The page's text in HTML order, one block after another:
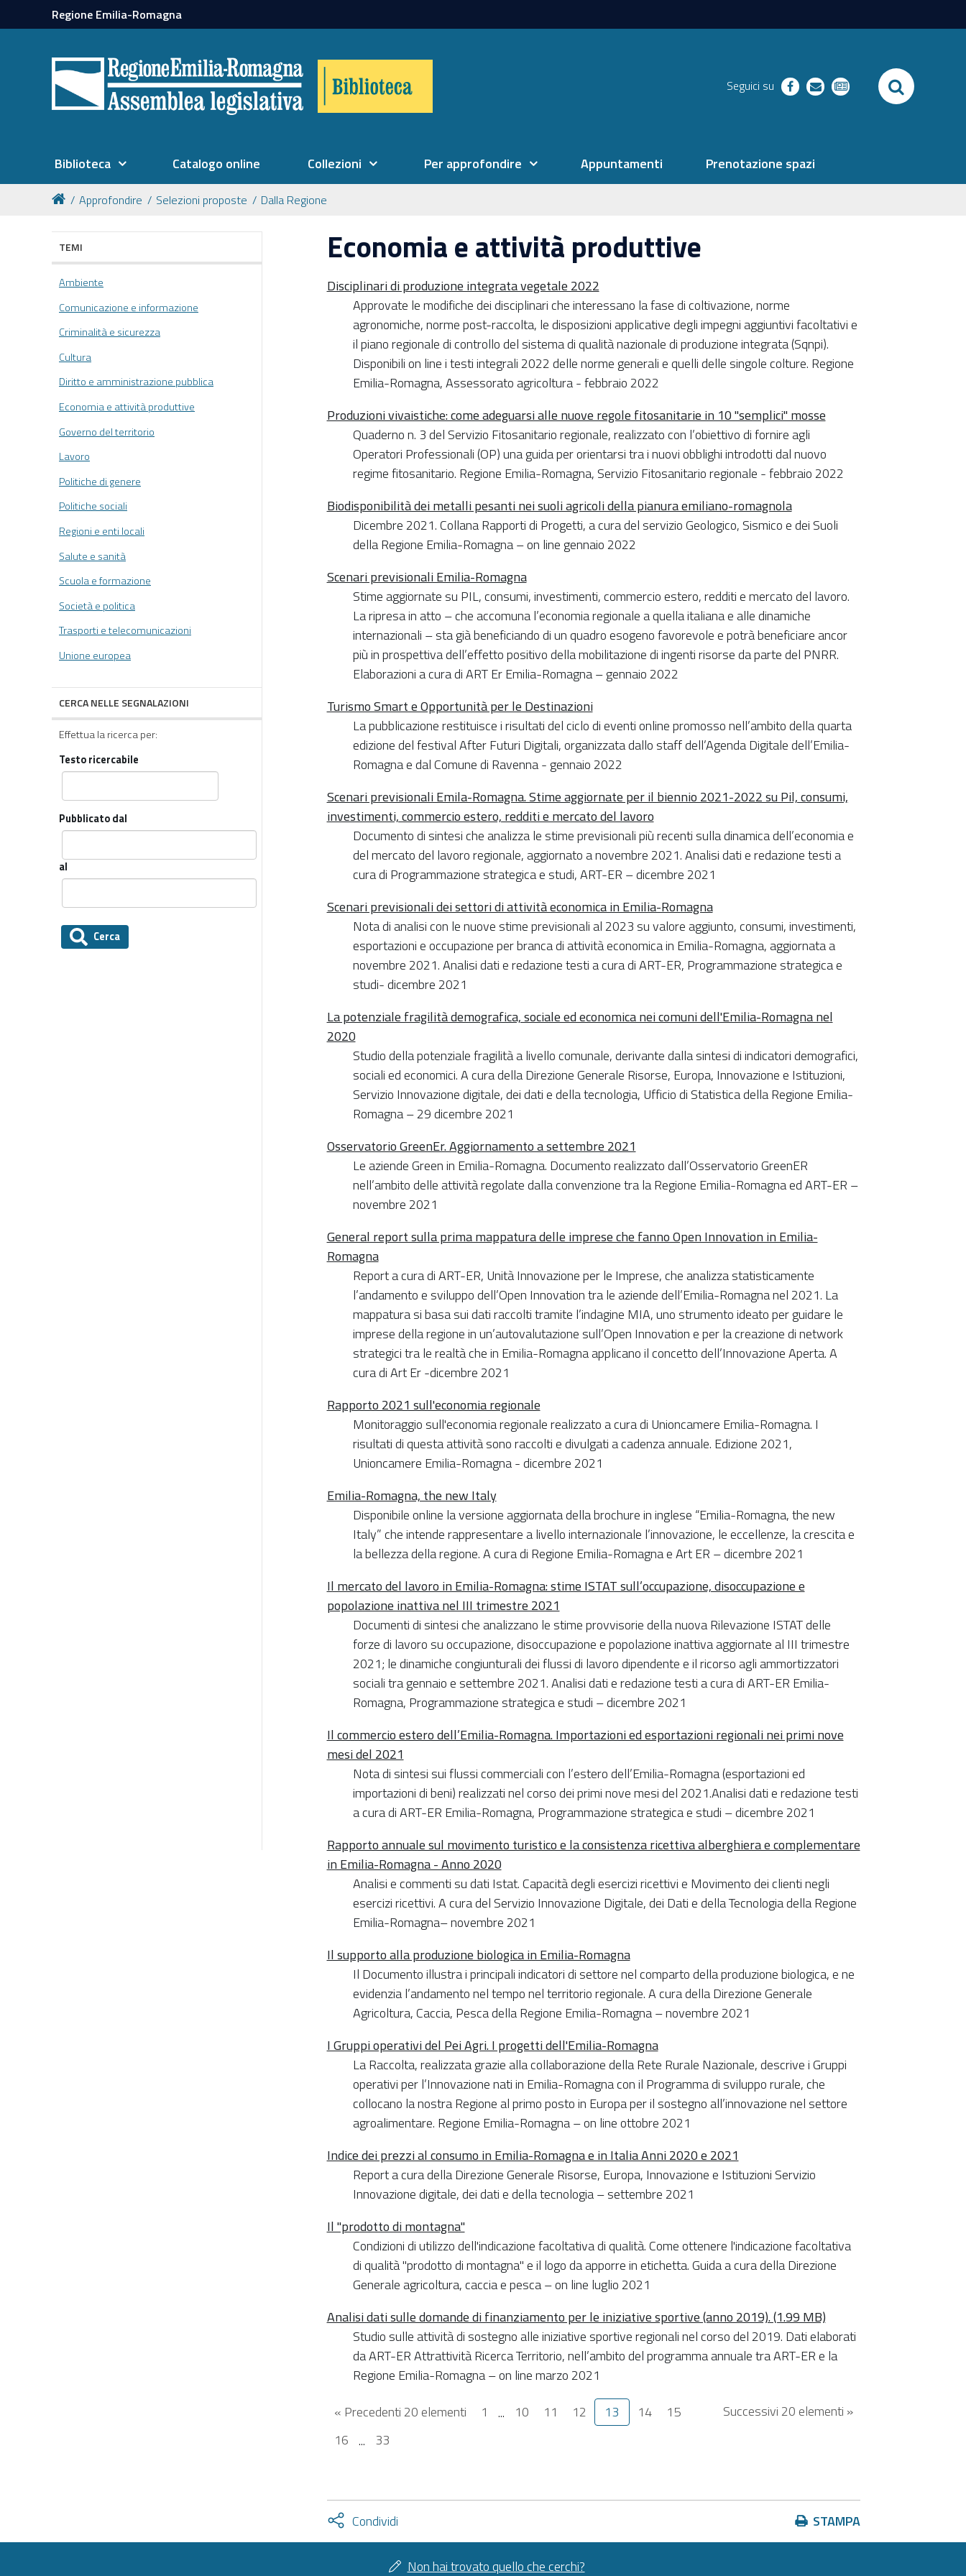
Regione Emilia-Romagna
Seguici su facebookrichiestenewsletter SEARCH
Biblioteca Catalogo online Collezioni Per approfondire Appuntamenti Prenotazione spazi
Approfondire Selezioni proposte Dalla Regione
Economia e attività produttive
Disciplinari di produzione integrata vegetale 2022
Approvate le modifiche dei disciplinari che interessano la fase di coltivazione, norme
agronomiche, norme post-raccolta, le disposizioni applicative degli impegni aggiuntivi facoltativi e
il piano regionale di controllo del sistema di qualità nazionale di produzione integrata (Sqnpi).
Disponibili on line i testi integrali 2022 delle norme generali e quelli delle singole colture. Regione
Emilia-Romagna, Assessorato agricoltura - febbraio 2022
Produzioni vivaistiche: come adeguarsi alle nuove regole fitosanitarie in 10 "semplici" mosse
Quaderno n. 3 del Servizio Fitosanitario regionale, realizzato con l’obiettivo di fornire agli
Operatori Professionali (OP) una guida per orientarsi tra i nuovi obblighi introdotti dal nuovo
regime fitosanitario. Regione Emilia-Romagna, Servizio Fitosanitario regionale - febbraio 2022
Biodisponibilità dei metalli pesanti nei suoli agricoli della pianura emiliano-romagnola
Dicembre 2021. Collana Rapporti di Progetti, a cura del servizio Geologico, Sismico e dei Suoli
della Regione Emilia-Romagna – on line gennaio 2022
Scenari previsionali Emilia-Romagna
Stime aggiornate su PIL, consumi, investimenti, commercio estero, redditi e mercato del lavoro.
La ripresa in atto – che accomuna l’economia regionale a quella italiana e alle dinamiche
internazionali – sta già beneficiando di un quadro esogeno favorevole e potrà beneficiare ancor
più in prospettiva dell’effetto positivo della mobilitazione di ingenti risorse da parte del PNRR.
Elaborazioni a cura di ART Er Emilia-Romagna – gennaio 2022
Turismo Smart e Opportunità per le Destinazioni
La pubblicazione restituisce i risultati del ciclo di eventi online promosso nell’ambito della quarta
edizione del festival After Futuri Digitali, organizzata dallo staff dell’Agenda Digitale dell’Emilia-
Romagna e dal Comune di Ravenna - gennaio 2022
Scenari previsionali Emila-Romagna. Stime aggiornate per il biennio 2021-2022 su Pil, consumi,
investimenti, commercio estero, redditi e mercato del lavoro
Documento di sintesi che analizza le stime previsionali più recenti sulla dinamica dell’economia e
del mercato del lavoro regionale, aggiornato a novembre 2021. Analisi dati e redazione testi a
cura di Programmazione strategica e studi, ART-ER – dicembre 2021
Scenari previsionali dei settori di attività economica in Emilia-Romagna
Nota di analisi con le nuove stime previsionali al 2023 su valore aggiunto, consumi, investimenti,
esportazioni e occupazione per branca di attività economica in Emilia-Romagna, aggiornata a
novembre 2021. Analisi dati e redazione testi a cura di ART-ER, Programmazione strategica e
studi- dicembre 2021
La potenziale fragilità demografica, sociale ed economica nei comuni dell'Emilia-Romagna nel
2020
Studio della potenziale fragilità a livello comunale, derivante dalla sintesi di indicatori demografici,
sociali ed economici. A cura della Direzione Generale Risorse, Europa, Innovazione e Istituzioni,
Servizio Innovazione digitale, dei dati e della tecnologia, Ufficio di Statistica della Regione Emilia-
Romagna – 29 dicembre 2021
Osservatorio GreenEr. Aggiornamento a settembre 2021
Le aziende Green in Emilia-Romagna. Documento realizzato dall’Osservatorio GreenER
nell’ambito delle attività regolate dalla convenzione tra la Regione Emilia-Romagna ed ART-ER –
novembre 2021
General report sulla prima mappatura delle imprese che fanno Open Innovation in Emilia-
Romagna
Report a cura di ART-ER, Unità Innovazione per le Imprese, che analizza statisticamente
l’andamento e sviluppo dell’Open Innovation tra le aziende dell’Emilia-Romagna nel 2021. La
mappatura si basa sui dati raccolti tramite l’indagine MIA, uno strumento ideato per guidare le
imprese della regione in un’autovalutazione sull’Open Innovation e per la creazione di network
strategici tra le realtà che in Emilia-Romagna applicano il concetto dell’Innovazione Aperta. A
cura di Art Er -dicembre 2021
Rapporto 2021 sull'economia regionale
Monitoraggio sull'economia regionale realizzato a cura di Unioncamere Emilia-Romagna. I
risultati di questa attività sono raccolti e divulgati a cadenza annuale. Edizione 2021,
Unioncamere Emilia-Romagna - dicembre 2021
Emilia-Romagna, the new Italy
Disponibile online la versione aggiornata della brochure in inglese “Emilia-Romagna, the new
Italy” che intende rappresentare a livello internazionale l’innovazione, le eccellenze, la crescita e
la bellezza della regione. A cura di Regione Emilia-Romagna e Art ER – dicembre 2021
Il mercato del lavoro in Emilia-Romagna: stime ISTAT sull’occupazione, disoccupazione e
popolazione inattiva nel III trimestre 2021
Documenti di sintesi che analizzano le stime provvisorie della nuova Rilevazione ISTAT delle
forze di lavoro su occupazione, disoccupazione e popolazione inattiva aggiornate al III trimestre
2021; le dinamiche congiunturali dei flussi di lavoro dipendente e il ricorso agli ammortizzatori
sociali tra gennaio e settembre 2021. Analisi dati e redazione testi a cura di ART-ER Emilia-
Romagna, Programmazione strategica e studi – dicembre 2021
Il commercio estero dell’Emilia-Romagna. Importazioni ed esportazioni regionali nei primi nove
mesi del 2021
Nota di sintesi sui flussi commerciali con l’estero dell’Emilia-Romagna (esportazioni ed
importazioni di beni) realizzati nel corso dei primi nove mesi del 2021.Analisi dati e redazione testi
a cura di ART-ER Emilia-Romagna, Programmazione strategica e studi – dicembre 2021
Rapporto annuale sul movimento turistico e la consistenza ricettiva alberghiera e complementare
in Emilia-Romagna - Anno 2020
Analisi e commenti su dati Istat. Capacità degli esercizi ricettivi e Movimento dei clienti negli
esercizi ricettivi. A cura del Servizio Innovazione Digitale, dei Dati e della Tecnologia della Regione
Emilia-Romagna– novembre 2021
Il supporto alla produzione biologica in Emilia-Romagna
Il Documento illustra i principali indicatori di settore nel comparto della produzione biologica, e ne
evidenzia l’andamento nel tempo nel territorio regionale. A cura della Direzione Generale
Agricoltura, Caccia, Pesca della Regione Emilia-Romagna – novembre 2021
I Gruppi operativi del Pei Agri. I progetti dell'Emilia-Romagna
La Raccolta, realizzata grazie alla collaborazione della Rete Rurale Nazionale, descrive i Gruppi
operativi per l’Innovazione nati in Emilia-Romagna con il Programma di sviluppo rurale, che
collocano la nostra Regione al primo posto in Europa per il sostegno all’innovazione nel settore
agroalimentare. Regione Emilia-Romagna – on line ottobre 2021
Indice dei prezzi al consumo in Emilia-Romagna e in Italia Anni 2020 e 2021
Report a cura della Direzione Generale Risorse, Europa, Innovazione e Istituzioni Servizio
Innovazione digitale, dei dati e della tecnologia – settembre 2021
Il "prodotto di montagna"
Condizioni di utilizzo dell'indicazione facoltativa di qualità. Come ottenere l'indicazione facoltativa
di qualità "prodotto di montagna" e il logo da apporre in etichetta. Guida a cura della Direzione
Generale agricoltura, caccia e pesca – on line luglio 2021
Analisi dati sulle domande di finanziamento per le iniziative sportive (anno 2019). (1.99 MB)
Studio sulle attività di sostegno alle iniziative sportive regionali nel corso del 2019. Dati elaborati
da ART-ER Attrattività Ricerca Territorio, nell’ambito del programma annuale tra ART-ER e la
Regione Emilia-Romagna – on line marzo 2021
« Precedenti 20 elementi
Successivi 20 elementi »
1 ... 10 11 12 13 14
15
16 ... 33
Azioni
sul
STAMPA
Condividi
facebook
twitter
Attiva
condividi
TEMI
Ambiente
Comunicazione e informazione
Criminalità e sicurezza
Cultura
Diritto e amministrazione pubblica
Economia e attività produttive
Governo del territorio
Lavoro
Politiche di genere
Politiche sociali
Regioni e enti locali
Salute e sanità
Scuola e formazione
Società e politica
Trasporti e telecomunicazioni
Unione europea
CERCA NELLE SEGNALAZIONI
Effettua la ricerca per:
Testo ricercabile
Pubblicato dal
al
Non hai trovato quello che cerchi?